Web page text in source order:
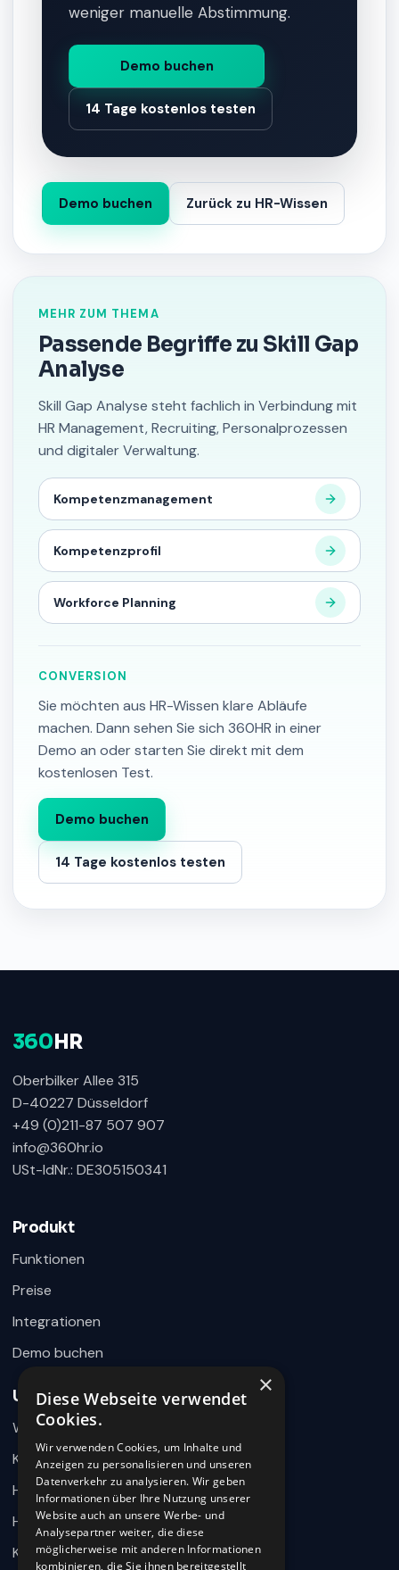
weniger manuelle Abstimmung.
Demo buchen
14 Tage kostenlos testen
Demo buchen Zurück zu HR-Wissen
MEHR ZUM THEMA
Passende Begriffe zu Skill Gap
Analyse
Skill Gap Analyse steht fachlich in Verbindung mit
HR Management, Recruiting, Personalprozessen
und digitaler Verwaltung.
Kompetenzmanagement
Kompetenzprofil
Workforce Planning
CONVERSION
Sie möchten aus HR-Wissen klare Abläufe
machen. Dann sehen Sie sich 360HR in einer
Demo an oder starten Sie direkt mit dem
kostenlosen Test.
Demo buchen
14 Tage kostenlos testen
360 HR
Oberbilker Allee 315
D-40227 Düsseldorf
+49 (0)211-87 507 907
info@360hr.io
USt-IdNr.: DE305150341
Produkt
Funktionen
Preise
Integrationen
Demo buchen
Unternehmen
Warum 360HR
Kontakt
Hilfecenter
HR-Wissen
Karriere
360HR Chat
Wie können wir helfen?
hier im Chat zurück.
×
Diese Webseite verwendet
Cookies.
Wir verwenden Cookies, um Inhalte und
Anzeigen zu personalisieren und unseren
Datenverkehr zu analysieren. Wir geben
Informationen über Ihre Nutzung unserer
Website auch an unsere Werbe- und
Analysepartner weiter, die diese
möglicherweise mit anderen Informationen
kombinieren, die Sie ihnen bereitgestellt